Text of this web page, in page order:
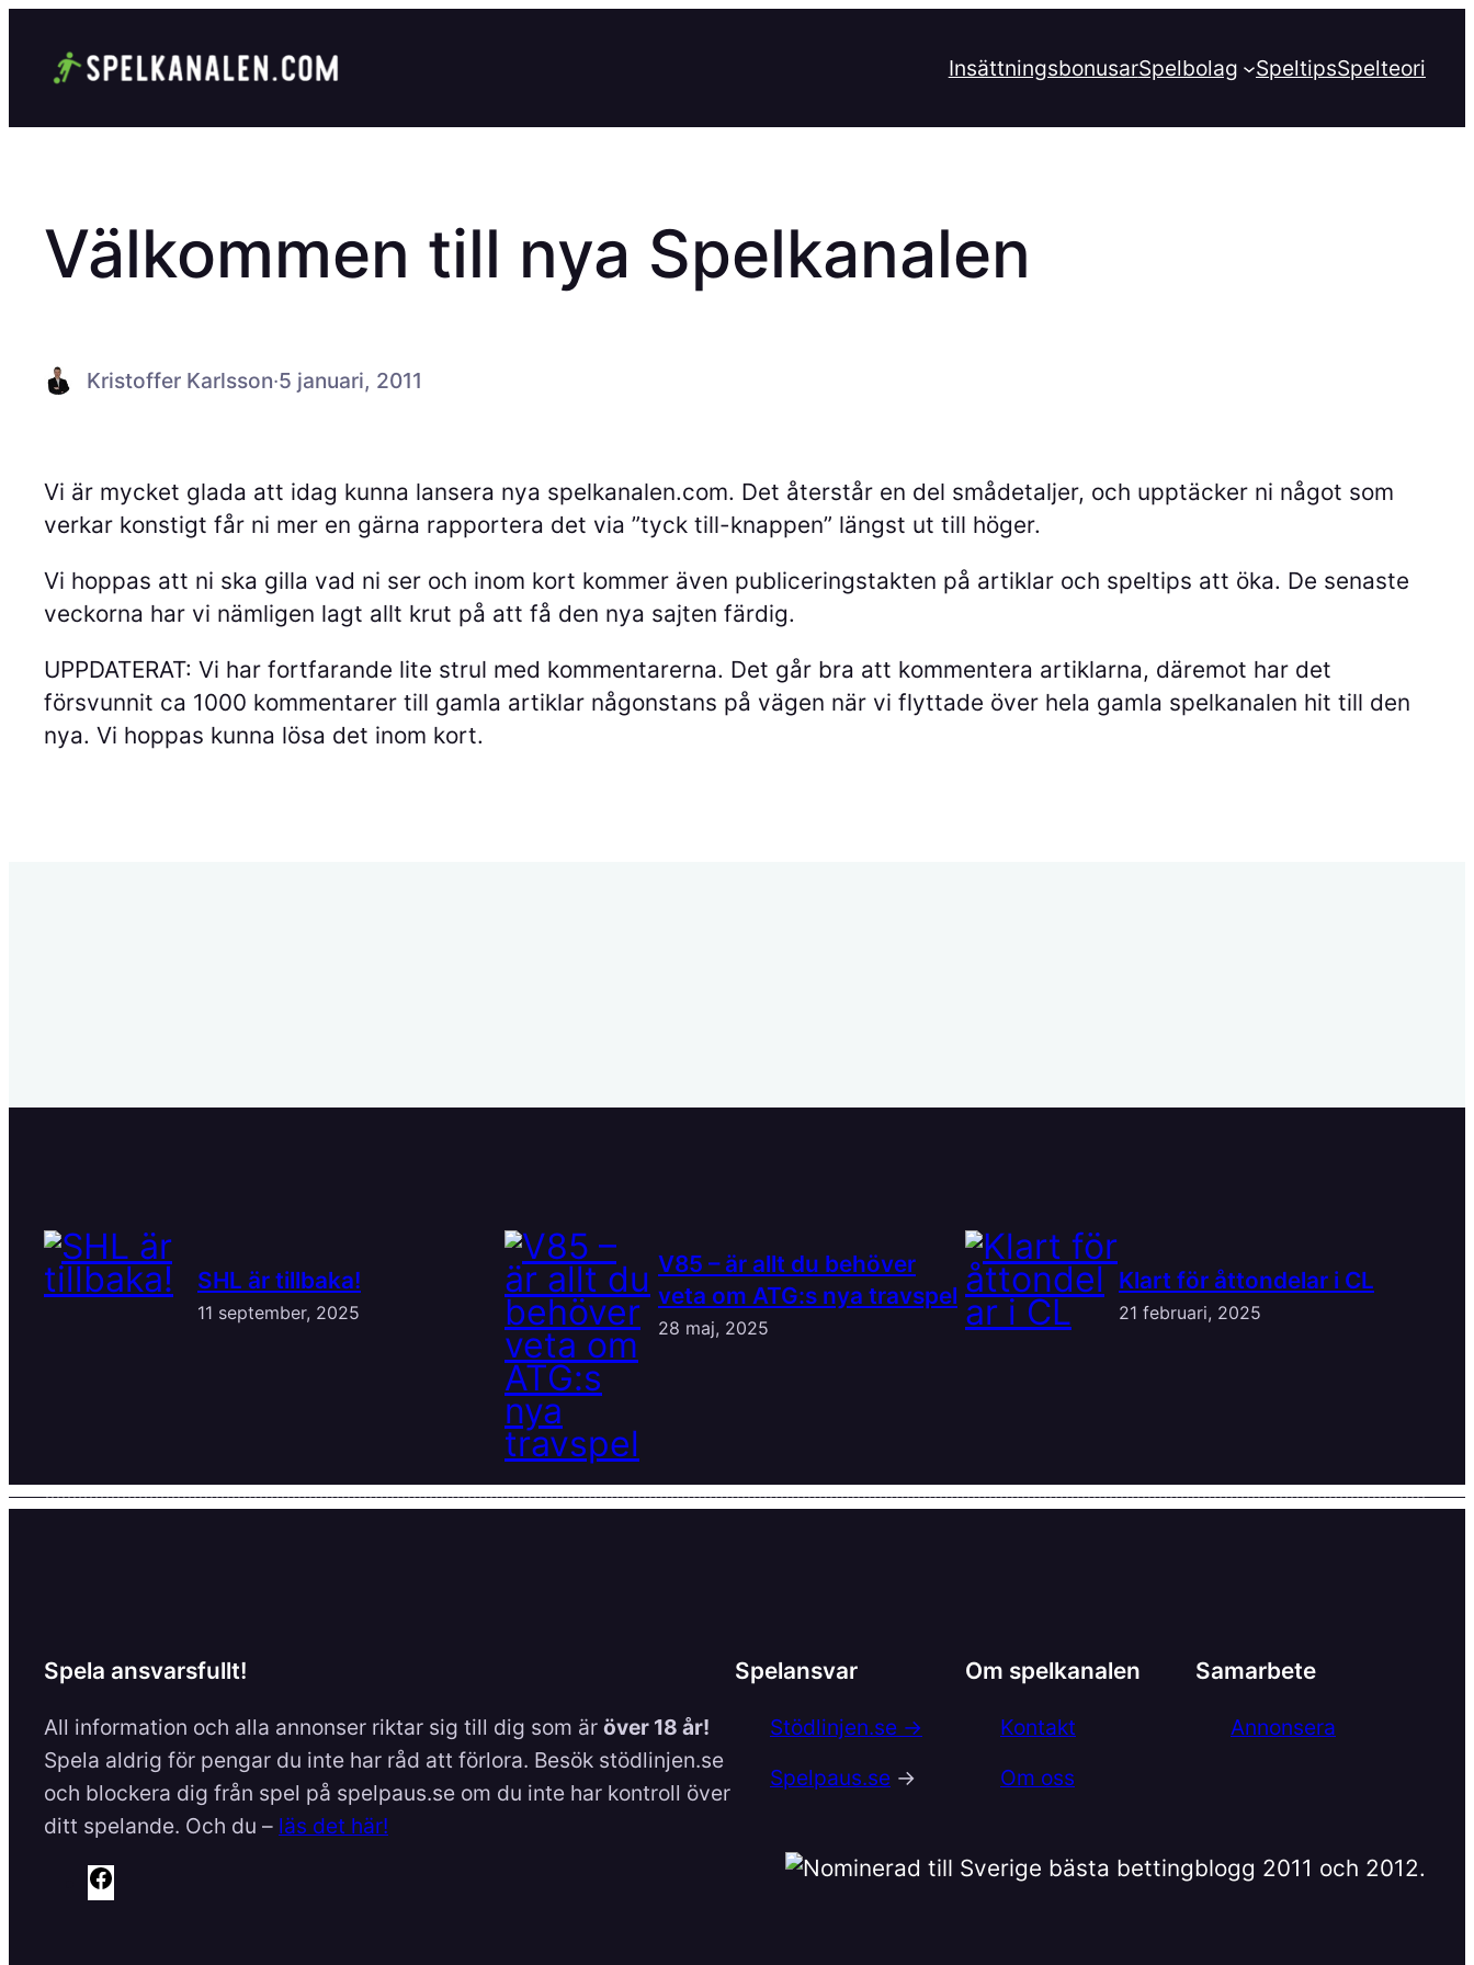
innehåll
InsättningsbonusarSpelbolag SpeltipsSpelteori
Välkommen till nya Spelkanalen
Kristoffer Karlsson·5 januari, 2011
Vi är mycket glada att idag kunna lansera nya spelkanalen.com. Det återstår en del smådetaljer, och upptäcker ni något som
verkar konstigt får ni mer en gärna rapportera det via ”tyck till-knappen” längst ut till höger.
Vi hoppas att ni ska gilla vad ni ser och inom kort kommer även publiceringstakten på artiklar och speltips att öka. De senaste
veckorna har vi nämligen lagt allt krut på att få den nya sajten färdig.
UPPDATERAT: Vi har fortfarande lite strul med kommentarerna. Det går bra att kommentera artiklarna, däremot har det
försvunnit ca 1000 kommentarer till gamla artiklar någonstans på vägen när vi flyttade över hela gamla spelkanalen hit till den
nya. Vi hoppas kunna lösa det inom kort.
SHL är tillbaka!
11 september, 2025
V85 – är allt du behöver
veta om ATG:s nya travspel
28 maj, 2025
Klart för åttondelar i CL
21 februari, 2025
Spela ansvarsfullt!
All information och alla annonser riktar sig till dig som är över 18 år!
Spela aldrig för pengar du inte har råd att förlora. Besök stödlinjen.se
och blockera dig från spel på spelpaus.se om du inte har kontroll över
ditt spelande. Och du – läs det här!
Spelansvar
Stödlinjen.se →
Spelpaus.se →
Om spelkanalen
Kontakt
Om oss
Samarbete
Annonsera